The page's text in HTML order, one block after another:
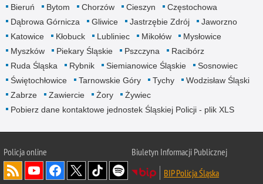
Bieruń
Bytom Chorzów Cieszyn
Częstochowa
Dąbrowa Górnicza
Gliwice Jastrzębie Zdrój
Jaworzno
Katowice
Kłobuck Lubliniec Mikołów
Mysłowice
Myszków
Piekary Śląskie Pszczyna
Racibórz
Ruda Śląska
Rybnik Siemianowice Śląskie
Sosnowiec
Świętochłowice
Tarnowskie Góry Tychy
Wodzisław Śląski
Zabrze
Zawiercie Żory
Żywiec
Pobierz dane kontaktowe jednostek Śląskiej Policji - plik XLS
Policja online
Biuletyn Informacji Publicznej
BIP Policja Śląska